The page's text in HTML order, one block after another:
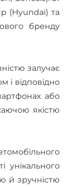
(Hyundai) та
бренду
залучає
і відповідно
або
якістю
унікального
й зручністю